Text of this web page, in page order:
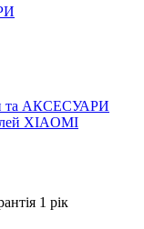
та АКСЕСУАРИ
XIAOMI
1 рік